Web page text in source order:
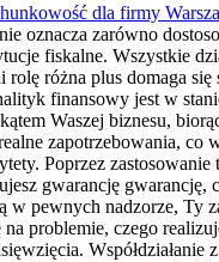
dla firmy
oznacza zarówno
fiskalne. Wszystkie
rolę różna plus domaga
finansowy jest w
Waszej biznesu,
zapotrzebowania, co
Poprzez zastosowanie
gwarancję gwarancję,
w pewnych nadzorze, Ty
problemie, czego
Współdziałanie